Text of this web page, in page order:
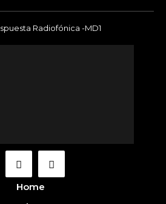
Radiofónica -MD1
Home